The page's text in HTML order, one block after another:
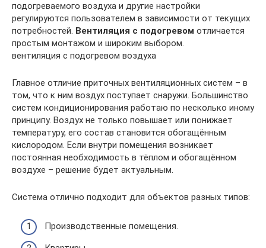
подогреваемого воздуха и другие настройки
регулируются пользователем в зависимости от текущих
потребностей. Вентиляция с подогревом отличается
простым монтажом и широким выбором.
вентиляция с подогревом воздуха
Главное отличие приточных вентиляционных систем – в
том, что к ним воздух поступает снаружи. Большинство
систем кондиционирования работаю по несколько иному
принципу. Воздух не только повышает или понижает
температуру, его состав становится обогащённым
кислородом. Если внутри помещения возникает
постоянная необходимость в тёплом и обогащённом
воздухе – решение будет актуальным.
Система отлично подходит для объектов разных типов:
Производственные помещения.